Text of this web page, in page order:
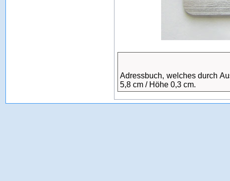
Adressbuch, welches durch
5,8 cm / Höhe 0,3 cm.